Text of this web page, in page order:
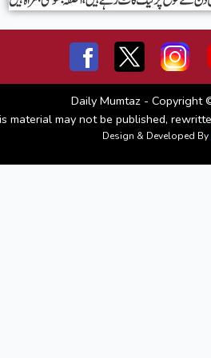
Daily Mumtaz -
material may not be published,
Design & Developed By